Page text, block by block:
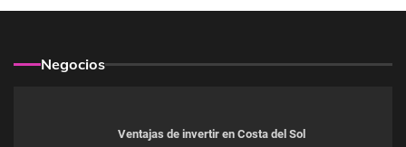
Negocios
Ventajas de invertir en Costa del Sol